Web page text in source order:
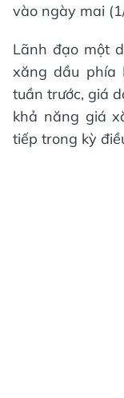
vào ngày mai
Lãnh đạo một
xăng dầu phía
tuần trước, giá
khả năng giá
tiếp trong kỳ